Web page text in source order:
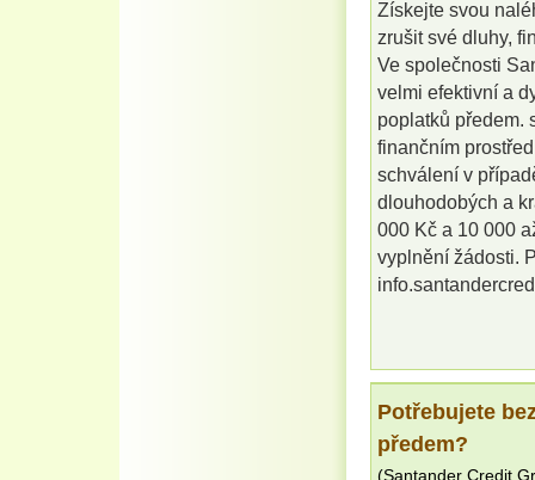
Získejte svou
zrušit své dluhy,
Ve společnosti
velmi efektivní a
poplatků předem.
finančním
schválení v
dlouhodobých a
000 Kč a 10 000
vyplnění žádosti.
Potřebujete
předem?
(Santander Credit